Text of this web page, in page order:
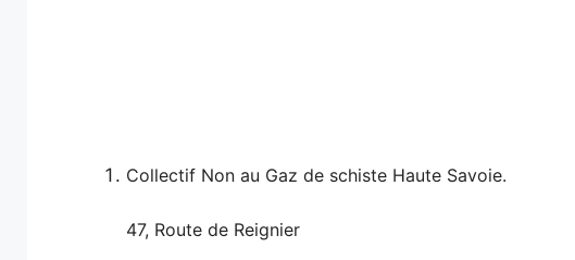
Collectif Non au Gaz de schiste Haute Savoie.
47, Route de Reignier